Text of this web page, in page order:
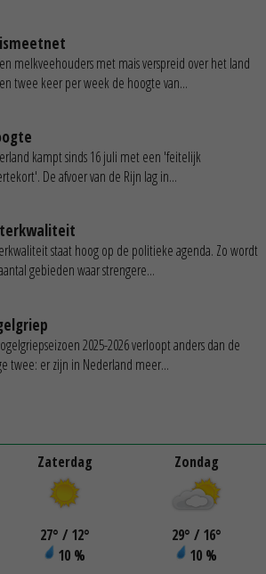
melkveehouders met mais verspreid over het land
twee keer per week de hoogte van...
kampt sinds 16 juli met een 'feitelijk
De afvoer van de Rijn lag in...
staat hoog op de politieke agenda. Zo wordt
gebieden waar strengere...
2025-2026 verloopt anders dan de
twee: er zijn in Nederland meer...
Zaterdag
27° / 12°
10 %
Zondag
29° / 16°
10 %